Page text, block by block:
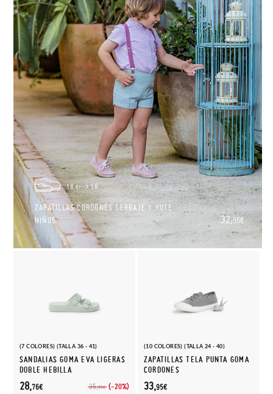
18 38
ZAPATILLAS CORDONES SERRAJE Y YUTE
NIÑOS
32,95€
(7 COLORES) (TALLA 36 - 41)
SANDALIAS GOMA EVA LIGERAS
DOBLE HEBILLA
35,95€ (-20%)
28,76€
(10 COLORES) (TALLA 24 - 40)
ZAPATILLAS TELA PUNTA GOMA
CORDONES
33,95€